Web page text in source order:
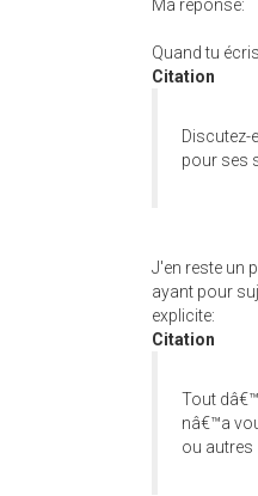
Ma réponse:
Quand tu
Citation
Discutez-
pour ses
J'en reste un
ayant pour
explicite:
Citation
Tout
nâ€™a
ou autres